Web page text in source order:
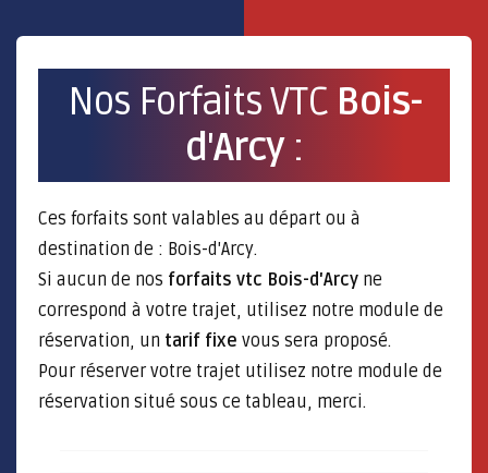
Nos Forfaits VTC Bois-
d'Arcy:
Ces forfaits sont valables au départ ou à
destination de : Bois-d'Arcy.
Si aucun de nos forfaits vtc Bois-d'Arcy ne
correspond à votre trajet, utilisez notre module de
réservation, un tarif fixe vous sera proposé.
Pour réserver votre trajet utilisez notre module de
réservation situé sous ce tableau, merci.